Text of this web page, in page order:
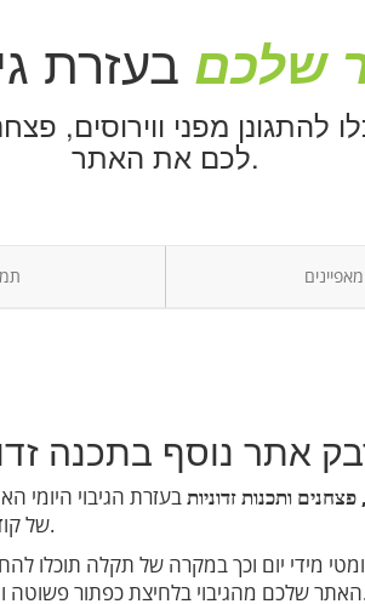
שלכם
מפני ווירוסים,
לכם את האתר.
מאפיינים
פצחנים ותכנות זדוניותבעזרת הגיבוי היומי
של קוד גארד.
מידי יום וכך במקרה של תקלה תוכלו
פשוטה ומהירה.